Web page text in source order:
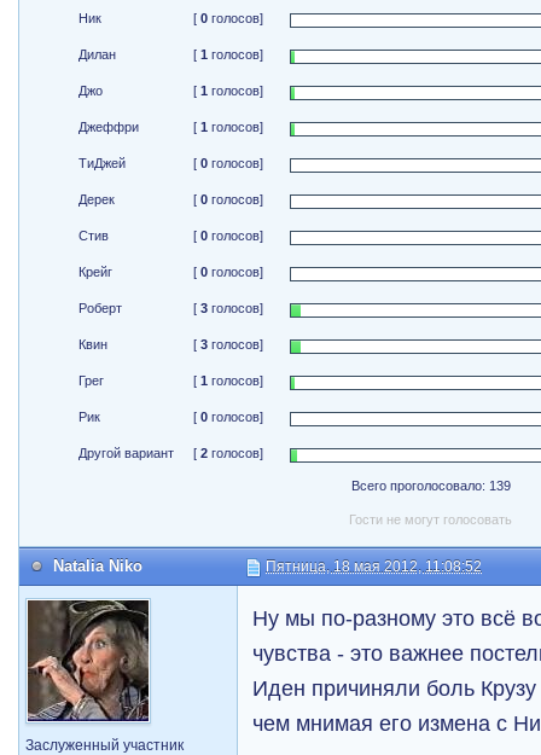
Ник [ 0голосов]
Дилан [ 1 голосов]
Джо [ 1 голосов]
Джеффри [ 1 голосов]
ТиДжей [ 0голосов]
Дерек [ 0голосов]
Стив [ 0голосов]
Крейг [ 0голосов]
Роберт [ 3голосов]
Квин [ 3голосов]
Грег [ 1 голосов]
Рик [ 0голосов]
Другой вариант [ 2голосов]
Всего проголосовало: 139
Гости не могут голосовать
Natalia Niko Пятница, 18 мая 2012, 11:08:52
Заслуженный участник
Ну мы по-разному это всё
чувства - это важнее
Иден причиняли боль
чем мнимая его измена с